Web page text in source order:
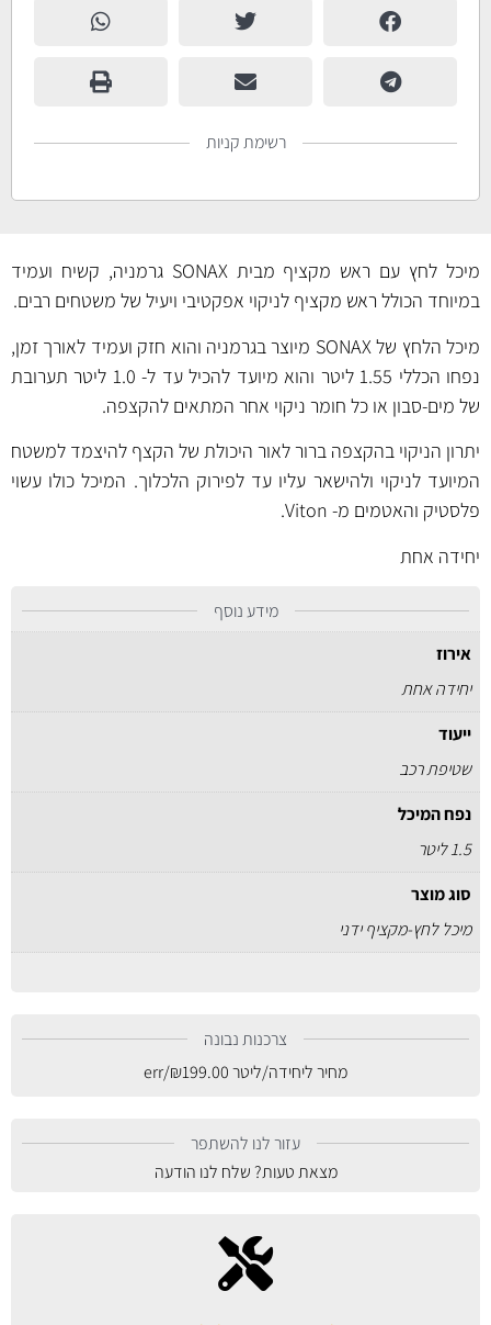
רשימת קניות
מיכל לחץ עם ראש מקציף מבית SONAX גרמניה, קשיח ועמיד
במיוחד הכולל ראש מקציף לניקוי אפקטיבי ויעיל של משטחים רבים.
מיכל הלחץ של SONAX מיוצר בגרמניה והוא חזק ועמיד לאורך זמן,
נפחו הכללי 1.55 ליטר והוא מיועד להכיל עד ל- 1.0 ליטר תערובת
של מים-סבון או כל חומר ניקוי אחר המתאים להקצפה.
יתרון הניקוי בהקצפה ברור לאור היכולת של הקצף להיצמד למשטח
המיועד לניקוי ולהישאר עליו עד לפירוק הלכלוך. המיכל כולו עשוי
פלסטיק והאטמים מ- Viton.
יחידה אחת
מידע נוסף
אירוז
יחידה אחת
ייעוד
שטיפת רכב
נפח המיכל
1.5 ליטר
סוג מוצר
מיכל לחץ-מקציף ידני
צרכנות נבונה
מחיר ליחידה/ליטר
₪199.00
/err
עזור לנו להשתפר
מצאת טעות? שלח לנו הודעה